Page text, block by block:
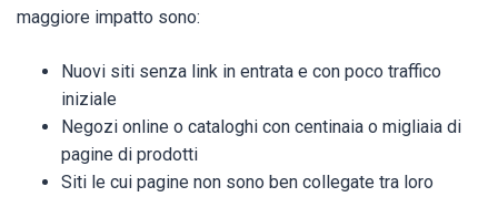
maggiore impatto sono:
Nuovi siti senza link in entrata e con poco traffico
iniziale
Negozi online o cataloghi con centinaia o migliaia di
pagine di prodotti
Siti le cui pagine non sono ben collegate tra loro